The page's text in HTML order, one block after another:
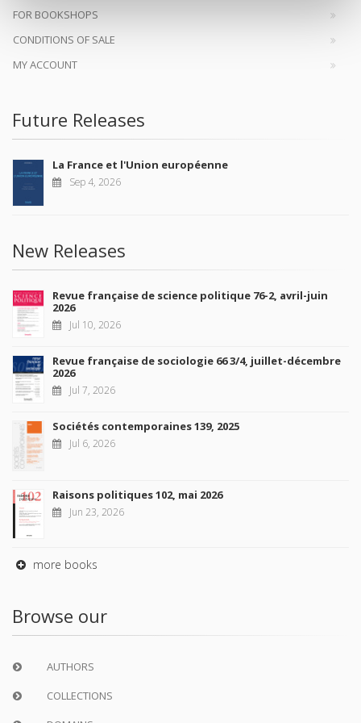
FOR BOOKSHOPS
CONDITIONS OF SALE
MY ACCOUNT
Future Releases
La France et l'Union européenne
Sep 4, 2026
New Releases
Revue française de science politique 76-2, avril-juin
2026
Jul 10, 2026
Revue française de sociologie 66 3/4, juillet-décembre
2026
Jul 7, 2026
Sociétés contemporaines 139, 2025
Jul 6, 2026
Raisons politiques 102, mai 2026
Jun 23, 2026
more books
Browse our
AUTHORS
COLLECTIONS